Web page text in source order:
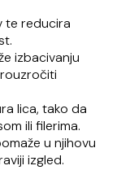
te reducira
izbacivanju
lica, tako da
ili filerima.
u njihovu
izgled.